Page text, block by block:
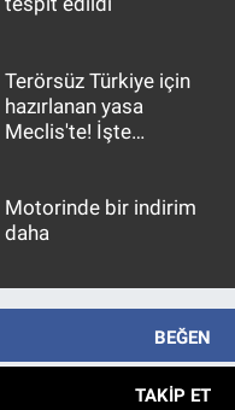
Terörsüz Türkiye için
hazırlanan yasa
Meclis'te! İşte
Motorinde bir indirim
daha
BEĞEN
TAKIP ET